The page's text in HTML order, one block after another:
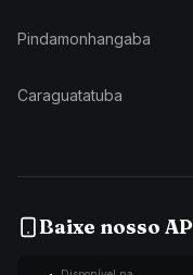
Pindamonhangaba
Caraguatatuba
Baixe nosso